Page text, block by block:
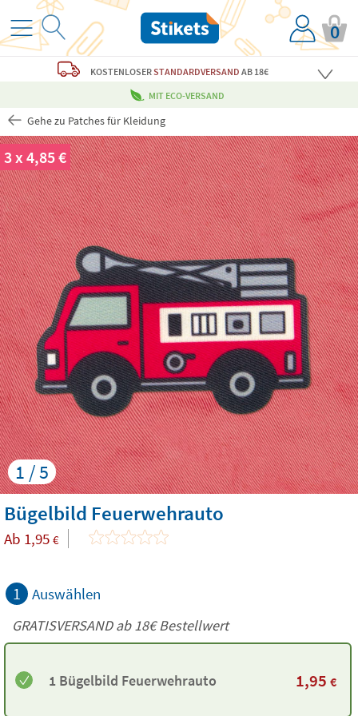
0
KOSTENLOSERSTANDARDVERSAND AB 18€
MIT ECO-VERSAND
Gehe zu Patches für Kleidung
1 / 5
3 x 4,85 €
Bügelbild Feuerwehrauto
Ab 1,95 €
1 Auswählen
GRATISVERSAND ab18€Bestellwert
1 Bügelbild Feuerwehrauto 1,95 €